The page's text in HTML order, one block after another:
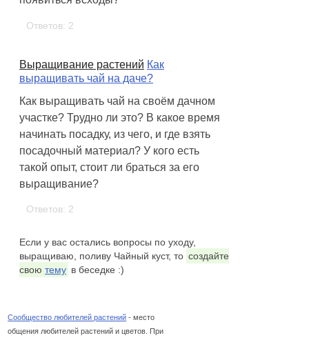
Ответов: 2
Выращивание растений Как
выращивать чай на даче?
Как выращивать чай на своём дачном
участке? Трудно ли это? В какое время
начинать посадку, из чего, и где взять
посадочный материал? У кого есть
такой опыт, стоит ли браться за его
выращивание?
Ответов: 2
Если у вас остались вопросы по уходу,
выращиваю, поливу Чайный куст, то создайте
свою тему в беседке :)
Сообщество любителей растений - место
общения любителей растений и цветов. При